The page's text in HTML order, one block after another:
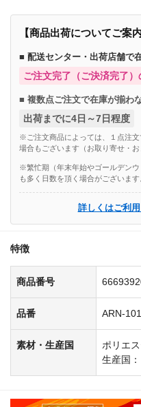
【商品出荷についてご案内
■ 配送センター・出荷店舗で
ご注文完了（ご決済完了
■ 複数点ご注文で在庫が揃わ
出荷までに4日～7日程度
※ご注文商品によっては、１点注文
場合もございます（お取り寄せ・お
※繁忙期（年末年始やゴールデン
も多く日数を頂く場合がございます
詳しくはご利
特徴
商品番号
品番 ARN-
素材・生産国
ポリエ
生産国